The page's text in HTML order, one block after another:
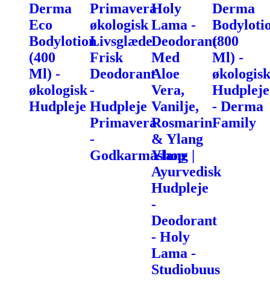
Derma
Eco
Bodylotion
(400
Ml) -
økologisk
Hudpleje
Primavera
økologisk
Livsglæde
Frisk
Deodorant
-
Hudpleje
Primavera
-
Godkarmashop
Holy
Lama -
Deodorant
Med
Aloe
Vera,
Vanilje,
Rosmarin
& Ylang
Ylang |
Ayurvedisk
Hudpleje
-
Deodorant
- Holy
Lama -
Studiobuus
Derma
(800
Ml) -
økologisk
Hudpleje
- Derma
Family